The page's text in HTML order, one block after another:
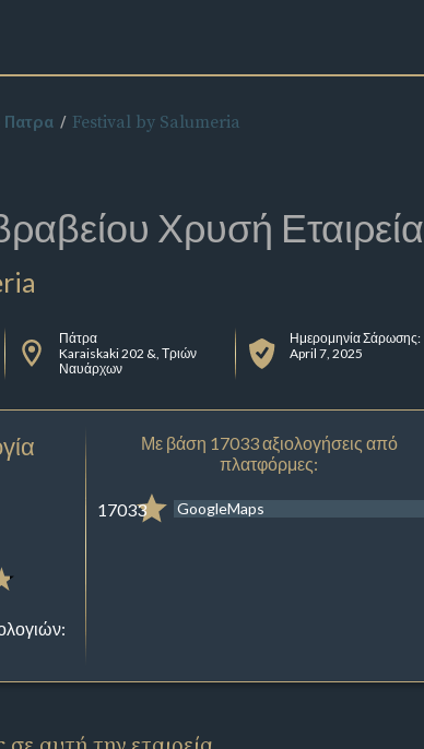
Πατρα Festival by Salumeria
Χρυσή Εταιρεία
Πάτρα
Karaiskaki 202 &, Τριών
Ναυάρχων
Ημερομηνία Σάρωσης:
April 7, 2025
Με βάση 17033 αξιολογήσεις από
πλατφόρμες:
17033 GoogleMaps